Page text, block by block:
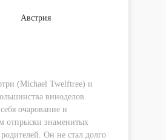
Австрия
(Michael Twelftree) и
виноделов.
очарование и
отпрыски знаменитых
Он не стал долго